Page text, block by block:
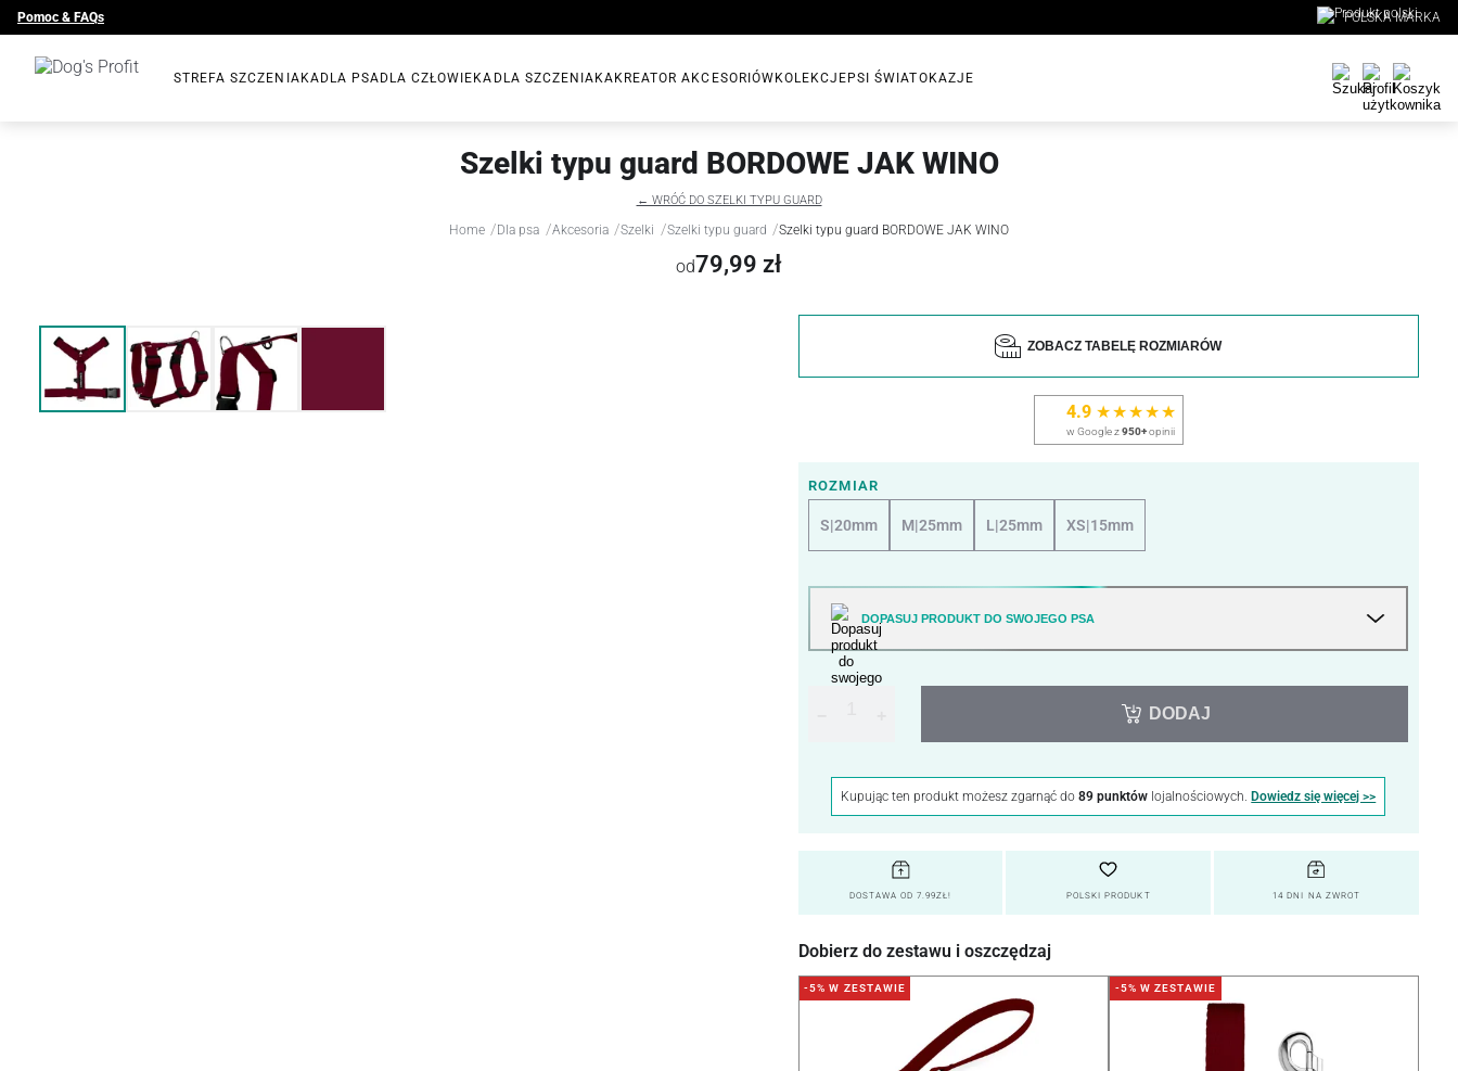
Pomoc & FAQs POLSKA MARKA
STREFA SZCZENIAKA DLA PSA DLA CZŁOWIEKA DLA SZCZENIAKA KREATOR AKCESORIÓW KOLEKCJE PSI ŚWIATOKAZJE
Szelki typu guard BORDOWE JAK WINO
← WRÓĆ DO SZELKI TYPU GUARD
Home /Dla psa /Akcesoria /Szelki /Szelki typu guard /Szelki typu guard BORDOWE JAK WINO
od79,99 zł
ZOBACZ TABELĘ ROZMIARÓW
4.9 ★★★★★
w Google z950+opinii
ROZMIAR
S|20mm M|25mm L|25mm XS|15mm
DOPASUJ PRODUKT DO SWOJEGO PSA
DODAJ
Kupując ten produkt możesz zgarnąć do89 punktów lojalnościowych.Dowiedz się więcej >>
DOSTAWA OD 7.99ZŁ! POLSKI PRODUKT 14 DNI NA ZWROT
Dobierz do zestawu i oszczędzaj
-5% W ZESTAWIE -5% W ZESTAWIE